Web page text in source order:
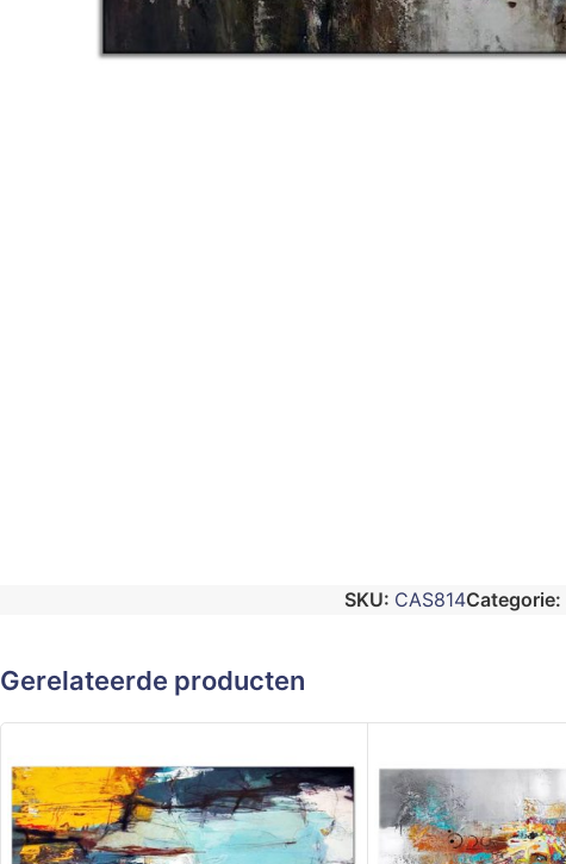
SKU: CAS814Categorie:
Gerelateerde producten